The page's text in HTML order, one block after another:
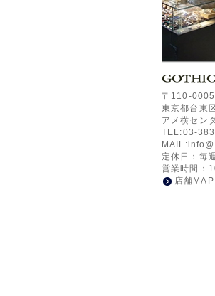
〒110-0005
東京都台東
アメ横セン
TEL:03-
定休日：毎
営業時間：
店舗MAP